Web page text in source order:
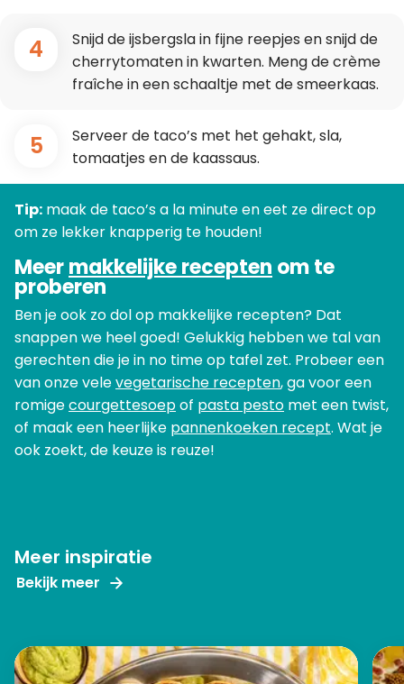
4
Snijd de ijsbergsla in fijne reepjes en snijd de
cherrytomaten in kwarten. Meng de crème
fraîche in een schaaltje met de smeerkaas.
5
Serveer de taco’s met het gehakt, sla,
tomaatjes en de kaassaus.
Tip: maak de taco’s a la minute en eet ze direct op
om ze lekker knapperig te houden!
Meermakkelijke recepten om te
proberen
Ben je ook zo dol op makkelijke recepten? Dat
snappen we heel goed! Gelukkig hebben we tal van
gerechten die je in no time op tafel zet. Probeer een
van onze velevegetarische recepten, ga voor een
romigecourgettesoepof pasta pesto met een twist,
of maak een heerlijke pannenkoeken recept. Wat je
ook zoekt, de keuze is reuze!
Meer inspiratie
Bekijk meer